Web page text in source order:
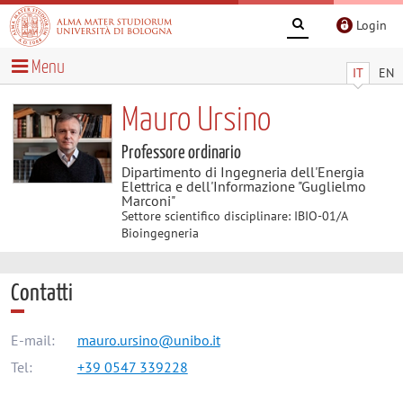
Login
IT EN
Menu
Mauro Ursino
Professore ordinario
Dipartimento di Ingegneria dell'Energia
Elettrica e dell'Informazione "Guglielmo
Marconi"
Settore scientifico disciplinare: IBIO-01/A
Bioingegneria
Contatti
E-mail:
mauro.ursino@unibo.it
Tel:
+39 0547 339228